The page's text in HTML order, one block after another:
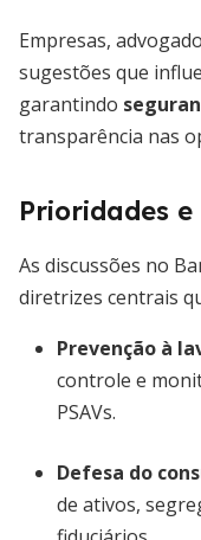
Empresas,
sugestões que
garantindo
transparência nas
Prioridades
As discussões no
diretrizes centrais
Prevenção à
controle e
PSAVs.
Defesa do
de ativos,